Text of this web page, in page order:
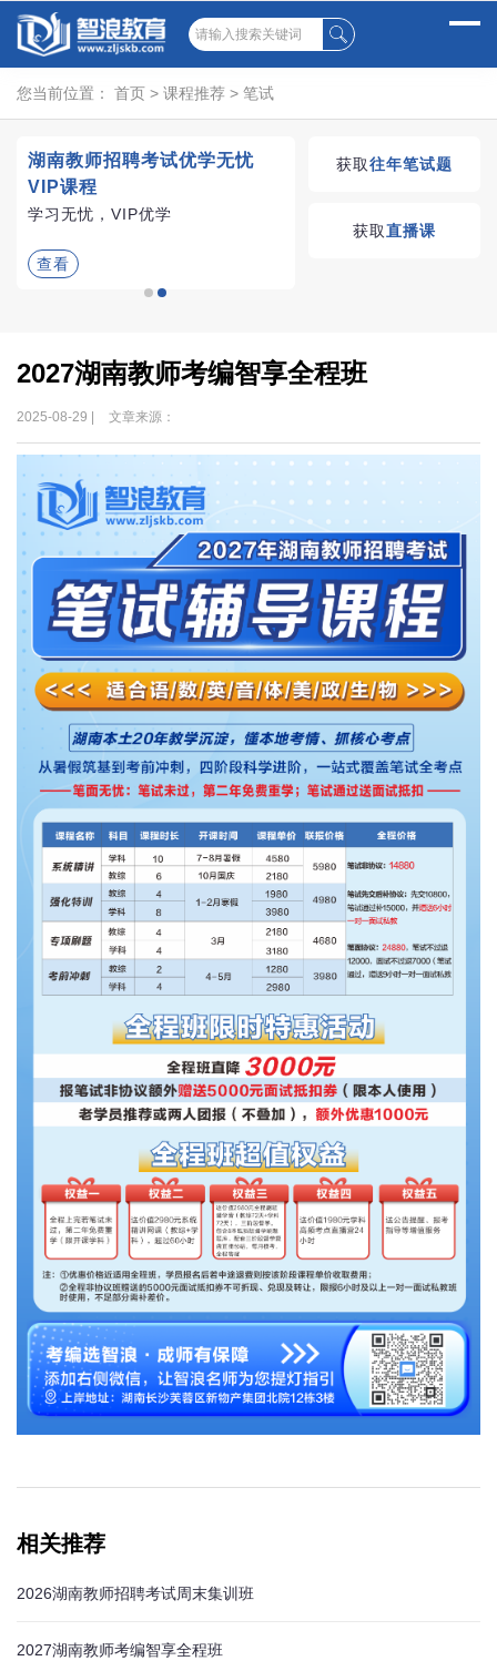
您当前位置： 首页 > 课程推荐 > 笔试
湖南教师招聘考试优学无忧
VIP课程
学习无忧，VIP优学
查看
获取往年笔试题
获取直播课
2027湖南教师考编智享全程班
2025-08-29 | 文章来源：
相关推荐
2026湖南教师招聘考试周末集训班
2027湖南教师考编智享全程班